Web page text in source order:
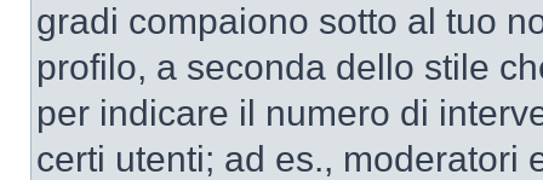
gradi compaiono sotto al tuo
profilo, a seconda dello stile
per indicare il numero di
certi utenti; ad es., moderatori